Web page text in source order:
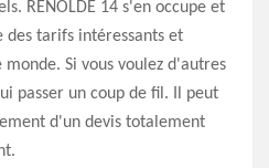
RENOLDE 14 s'en occupe et
des tarifs intéressants et
monde. Si vous voulez d'autres
passer un coup de fil. Il peut
d'un devis totalement